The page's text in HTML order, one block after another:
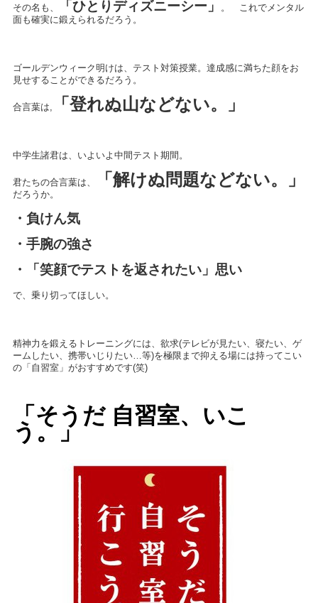
その名も、 「ひとりディズニーシー 」
。 これでメンタル
面も確実に鍛えられるだろう。
ゴールデンウィーク明けは、テスト対策授業。達成感に満ちた顔をお
見せすることができるだろう。
合言葉は, 「登れぬ山などない。」
中学生諸君は、いよいよ中間テスト期間。
君たちの合言葉は、 「解けぬ問題などない。」
だろうか。
・負けん気
・手腕の強さ
・「笑顔でテストを返されたい」思い
で、乗り切ってほしい。
精神力を鍛えるトレーニングには、欲求(テレビが見たい、寝たい、ゲ
ームしたい、携帯いじりたい…等)を極限まで抑える場には持ってこい
の「自習室」がおすすめです(笑)
「そうだ 自習室、いこ
う。」